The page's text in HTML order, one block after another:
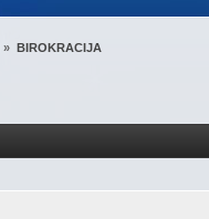
» BIROKRACIJA